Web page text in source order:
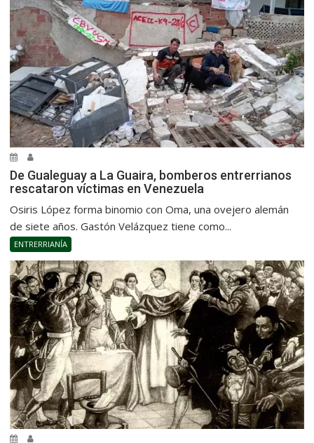
De Gualeguay a La Guaira, bomberos entrerrianos
rescataron víctimas en Venezuela
Osiris López forma binomio con Oma, una ovejero alemán
de siete años. Gastón Velázquez tiene como...
ENTRERRIANÍA